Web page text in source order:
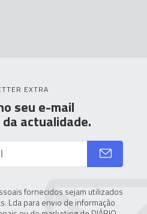
EXTRA
seu e-mail
actualidade.
fornecidos sejam utilizados
Lda para envio de informação